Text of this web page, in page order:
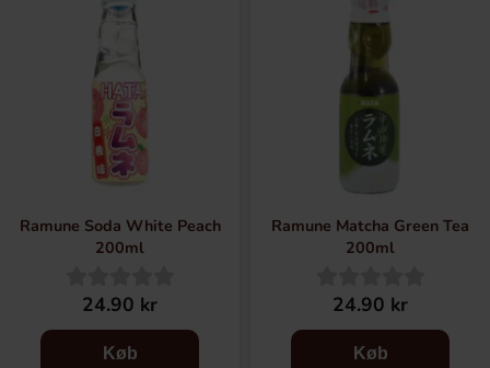
Ramune Soda White Peach
200ml
24.90 kr
Køb
Ramune Matcha Green Tea
200ml
24.90 kr
Køb